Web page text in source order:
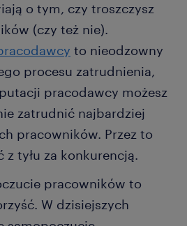
o tym, czy troszczysz
(czy też nie).
to nieodzowny
procesu zatrudnienia,
pracodawcy możesz
zatrudnić najbardziej
pracowników. Przez to
z tyłu za konkurencją.
pracowników to
W dzisiejszych